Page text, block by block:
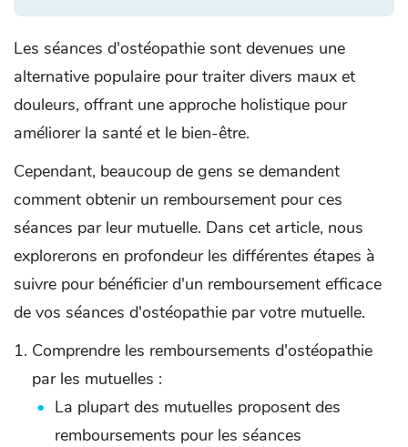
Les séances d'ostéopathie sont devenues une
alternative populaire pour traiter divers maux et
douleurs, offrant une approche holistique pour
améliorer la santé et le bien-être.
Cependant, beaucoup de gens se demandent
comment obtenir un remboursement pour ces
séances par leur mutuelle. Dans cet article, nous
explorerons en profondeur les différentes étapes à
suivre pour bénéficier d'un remboursement efficace
de vos séances d'ostéopathie par votre mutuelle.
Comprendre les remboursements d'ostéopathie
par les mutuelles :
La plupart des mutuelles proposent des
remboursements pour les séances